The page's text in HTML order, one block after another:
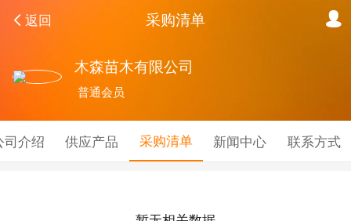
返回 采购清单
木森苗木有限公司
普通会员
司介绍 供应产品 采购清单 新闻中心 联系方式